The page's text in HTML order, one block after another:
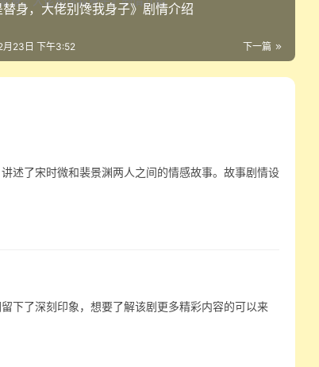
身，大佬别馋我身子》剧情介绍
下一篇
月23日 下午3:52
述了宋时微和裴景渊两人之间的情感故事。故事剧情设
下了深刻印象，想要了解该剧更多精彩内容的可以来